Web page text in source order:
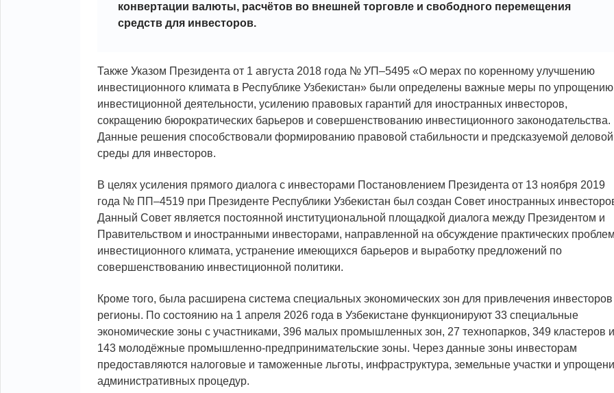
конвертации валюты, расчётов во внешней торговле и свободного перемещения
средств для инвесторов.
Также Указом Президента от 1 августа 2018 года № УП–5495 «О мерах по коренному улучшению
инвестиционного климата в Республике Узбекистан» были определены важные меры по упрощению
инвестиционной деятельности, усилению правовых гарантий для иностранных инвесторов,
сокращению бюрократических барьеров и совершенствованию инвестиционного законодательства.
Данные решения способствовали формированию правовой стабильности и предсказуемой деловой
среды для инвесторов.
В целях усиления прямого диалога с инвесторами Постановлением Президента от 13 ноября 2019
года № ПП–4519 при Президенте Республики Узбекистан был создан Совет иностранных
Данный Совет является постоянной институциональной площадкой диалога между Президентом и
Правительством и иностранными инвесторами, направленной на обсуждение практических проблем
инвестиционного климата, устранение имеющихся барьеров и выработку предложений по
совершенствованию инвестиционной политики.
Кроме того, была расширена система специальных экономических зон для привлечения инвесторов
регионы. По состоянию на 1 апреля 2026 года в Узбекистане функционируют 33 специальные
экономические зоны с участниками, 396 малых промышленных зон, 27 технопарков, 349 кластеров и
143 молодёжные промышленно-предпринимательские зоны. Через данные зоны инвесторам
предоставляются налоговые и таможенные льготы, инфраструктура, земельные участки и
административных процедур.